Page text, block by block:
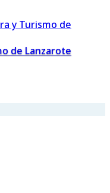
de Lanzarote